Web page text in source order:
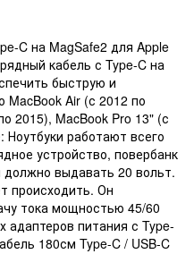
C на MagSafe2 для Apple
кабель с Type-C на
быструю и
MacBook Air (с 2012 по
2015), MacBook Pro 13" (с
работают всего
устройство, повербанк
должно выдавать 20 вольт.
происходить. Он
тока мощностью 45/60
питания с Type-
180см Type-C / USB-C